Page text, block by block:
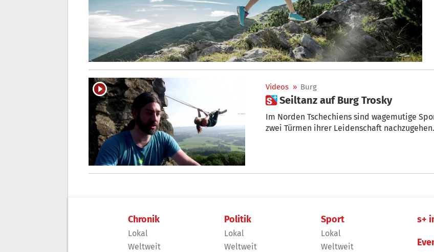
Videos » Burg
 Seiltanz auf Burg Trosky
Im Norden Tschechiens sind wagemutige
zwei Türmen ihrer Leidenschaft nachzugehen.
Chronik
Lokal
Weltweit
Politik
Lokal
Weltweit
Sport
Lokal
Weltweit
s+